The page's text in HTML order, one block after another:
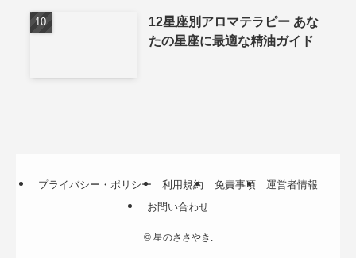
12星座別アロマテラピー あな
たの星座に最適な精油ガイド
プライバシー・ポリシー 利用規約 免責事項
運営者情報
お問い合わせ
©星のささやき.